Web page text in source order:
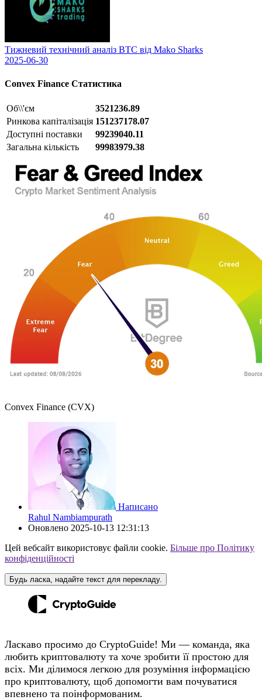
Тижневий технічний аналіз BTC від Mako Sharks
2025-06-30
Convex Finance Статистика
Об\\'єм
3521236.89
Ринкова капіталізація 151237178.07
Доступні поставки
99239040.11
Загальна кількість
99983979.38
Convex Finance (CVX)
Написано
Rahul Nambiampurath
Оновлено 2025-10-13 12:31:13
Цей вебсайт використовує файли cookie. Більше про Політику
конфіденційності
Будь ласка, надайте текст для перекладу.
Ласкаво просимо до CryptoGuide! Ми — команда, яка
любить криптовалюту та хоче зробити її простою для
всіх. Ми ділимося легкою для розуміння інформацією
про криптовалюту, щоб допомогти вам почуватися
впевнено та поінформованим.